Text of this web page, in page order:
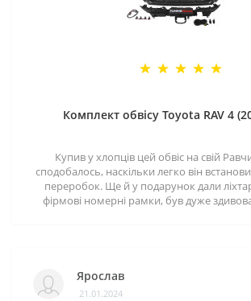
Комплект обвісу Toyota RAV 4
Купив у хлопців цей обвіс на свій
сподобалось, наскільки легко він
переробок. Ще й у подарунок дали
фірмові номерні рамки, був дуже
Ярослав
21.01.2024